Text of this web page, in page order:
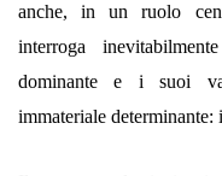
anche, in un ruolo
interroga
dominante e i suoi
immateriale determinante: